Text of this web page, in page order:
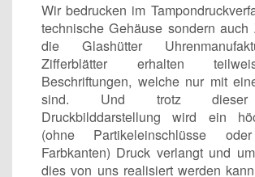
Wir bedrucken im
technische Gehäuse sondern auch
die Glashütter
Zifferblätter erhalten
Beschriftungen, welche nur mit
sind. Und trotz dieser
Druckbilddarstellung wird ein
(ohne Partikeleinschlüsse
Farbkanten) Druck verlangt und
dies von uns realisiert werden